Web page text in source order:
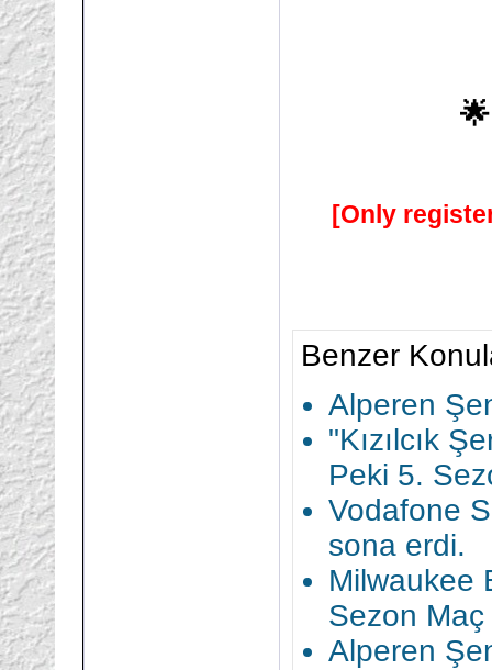
[Only
Benzer
Alperen
"Kızılcık
Peki 5.
Vodafone
sona erdi.
Milwaukee
Sezon
Alperen